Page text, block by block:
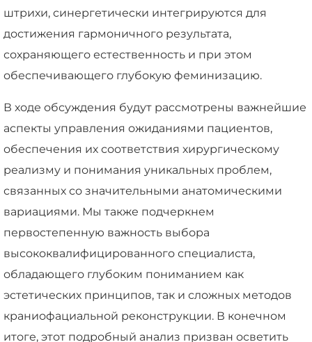
штрихи, синергетически интегрируются для
достижения гармоничного результата,
сохраняющего естественность и при этом
обеспечивающего глубокую феминизацию.
В ходе обсуждения будут рассмотрены важнейшие
аспекты управления ожиданиями пациентов,
обеспечения их соответствия хирургическому
реализму и понимания уникальных проблем,
связанных со значительными анатомическими
вариациями. Мы также подчеркнем
первостепенную важность выбора
высококвалифицированного специалиста,
обладающего глубоким пониманием как
эстетических принципов, так и сложных методов
краниофациальной реконструкции. В конечном
итоге, этот подробный анализ призван осветить